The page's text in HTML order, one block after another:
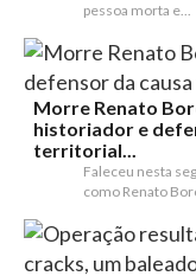
pessoa morta e...
Morre Renato
historiador e
territorial...
Faleceu nesta
como Renato